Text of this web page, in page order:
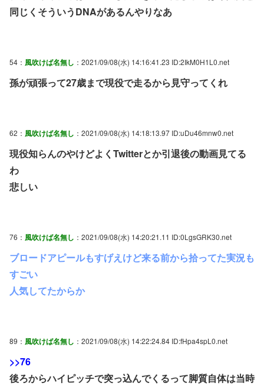
同じくそういうDNAがあるんやりなあ
54： 風吹けば名無し ：2021/09/08(水) 14:16:41.23 ID:2IkM0H1L0.net
孫が頑張って27歳まで現役で走るから見守ってくれ
62： 風吹けば名無し ：2021/09/08(水) 14:18:13.97 ID:uDu46mnw0.net
現役知らんのやけどよくTwitterとか引退後の動画見てる
わ
悲しい
76： 風吹けば名無し ：2021/09/08(水) 14:20:21.11 ID:0LgsGRK30.net
ブロードアピールもすげえけど来る前から拾ってた実況も
すごい
人気してたからか
89： 風吹けば名無し ：2021/09/08(水) 14:22:24.84 ID:fHpa4spL0.net
>>76
後ろからハイピッチで突っ込んでくるって脚質自体は当時